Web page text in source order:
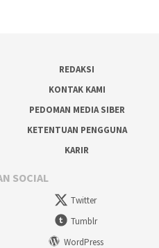
REDAKSI
KONTAK KAMI
PEDOMAN MEDIA SIBER
KETENTUAN PENGGUNA
KARIR
SOCIAL
Twitter
Tumblr
WordPress